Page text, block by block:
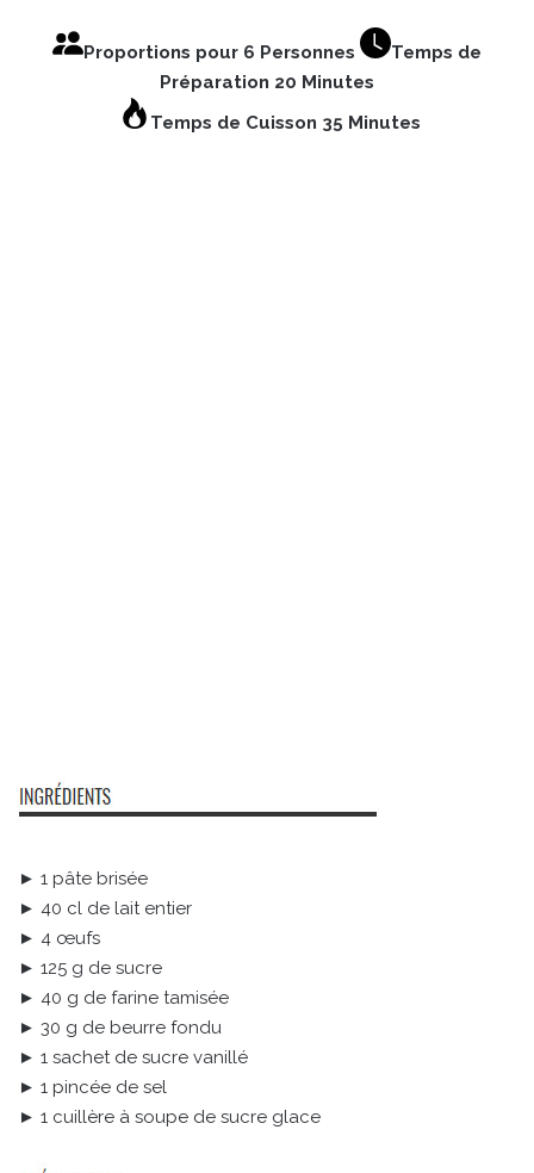
Proportions pour 6 Personnes
Temps de
Préparation 20 Minutes
Temps de Cuisson 35 Minutes
► 1 pâte brisée
► 40 cl de lait entier
► 4 œufs
► 125 g de sucre
► 40 g de farine tamisée
► 30 g de beurre fondu
► 1 sachet de sucre vanillé
► 1 pincée de sel
► 1 cuillère à soupe de sucre glace